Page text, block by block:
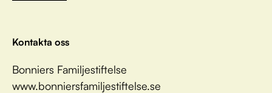
Kontakta oss
Bonniers Familjestiftelse
www.bonniersfamiljestiftelse.se